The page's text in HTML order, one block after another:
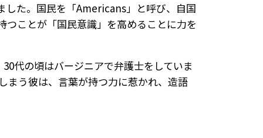
た。国民を「Americans」と呼び、自国
ことが「国民意識」を高めることに力を
代の頃はバージニアで弁護士をしていま
まう彼は、言葉が持つ力に惹かれ、造語